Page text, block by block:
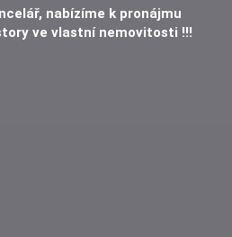
nabízíme k pronájmu
ve vlastní nemovitosti !!!